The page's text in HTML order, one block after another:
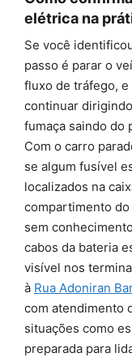
elétrica na
Se você
passo é parar o
fluxo de tráfego,
continuar
fumaça saindo
Com o carro
se algum fusível
localizados na
compartimento
sem
cabos da bateria
visível nos
à Rua Adoniran
com atendimento
situações como
preparada para